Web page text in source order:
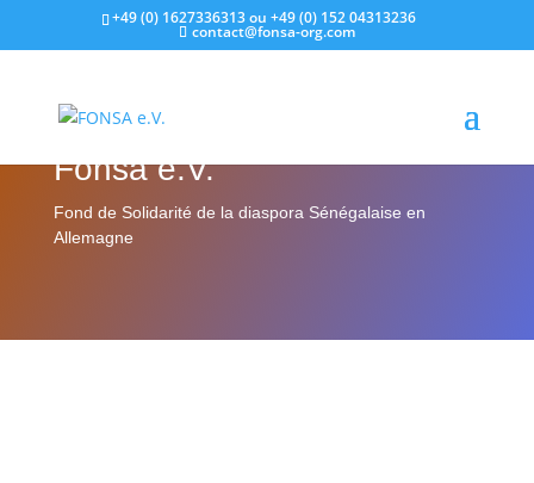
+49 (0) 1627336313 ou +49 (0) 152 04313236
contact@fonsa-org.com
Fonsa e.V.
Fond de Solidarité de la diaspora Sénégalaise en
Allemagne